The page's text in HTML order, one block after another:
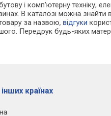
і комп'ютерну техніку,
В каталозі можна
за назвою,відгуки
Передрук будь-яких
країнах